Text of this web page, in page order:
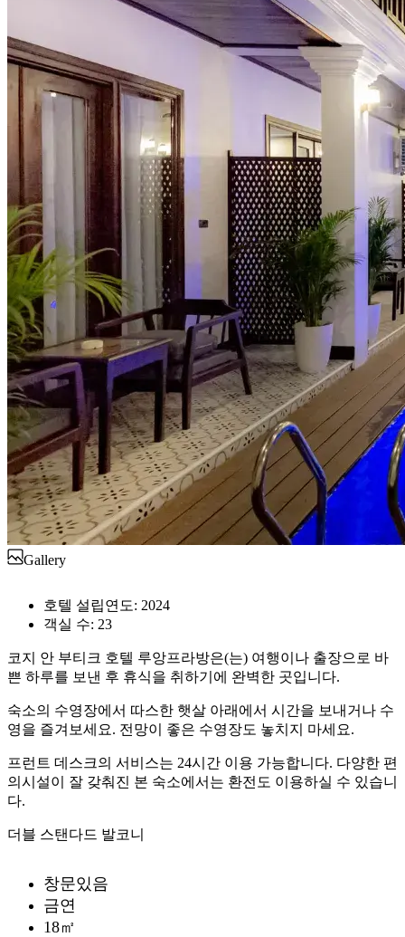
Gallery
호텔 설립연도: 2024
객실 수: 23
코지 안 부티크 호텔 루앙프라방은(는) 여행이나 출장으로 바
쁜 하루를 보낸 후 휴식을 취하기에 완벽한 곳입니다.
숙소의 수영장에서 따스한 햇살 아래에서 시간을 보내거나 수
영을 즐겨보세요. 전망이 좋은 수영장도 놓치지 마세요.
프런트 데스크의 서비스는 24시간 이용 가능합니다. 다양한 편
의시설이 잘 갖춰진 본 숙소에서는 환전도 이용하실 수 있습니
다.
더블 스탠다드 발코니
창문있음
금연
18㎡